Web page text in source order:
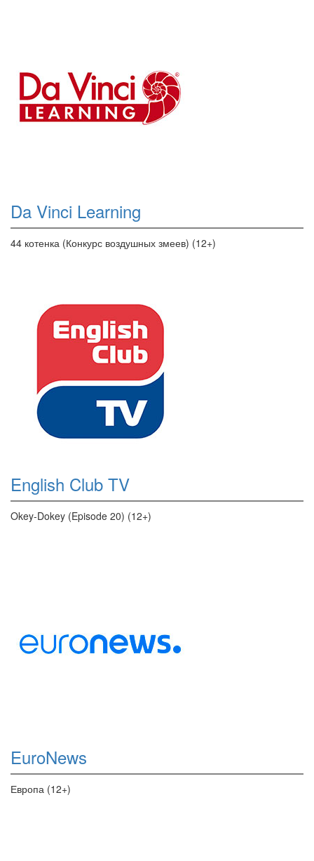
Da Vinci Learning
44 котенка (Конкурс воздушных змеев) (12+)
English Club TV
Okey-Dokey (Episode 20) (12+)
EuroNews
Европа (12+)